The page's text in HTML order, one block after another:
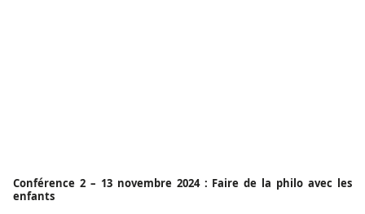
Conférence 2 – 13 novembre 2024 : Faire de la philo avec les
enfants